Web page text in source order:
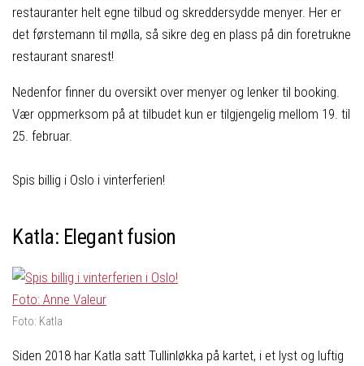
restauranter helt egne tilbud og skreddersydde menyer. Her er
det førstemann til mølla, så sikre deg en plass på din foretrukne
restaurant snarest!
Nedenfor finner du oversikt over menyer og lenker til booking.
Vær oppmerksom på at tilbudet kun er tilgjengelig mellom 19. til
25. februar.
Spis billig i Oslo i vinterferien!
Katla: Elegant fusion
Foto: Katla
Siden 2018 har Katla satt Tullinløkka på kartet, i et lyst og luftig